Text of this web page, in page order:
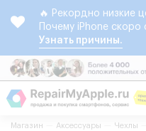
🔥 Рекордно низкие
Почему iPhone
Узнать причины.
Магазин Аксессуары Чехлы